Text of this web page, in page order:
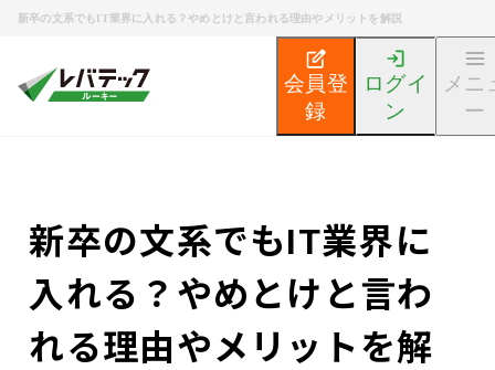
新卒の文系でもIT業界に入れる？やめとけと言われる理由やメリットを解説
会員登
録
ログイ
ン
メニ
ー
エンジニア就活ノウハウ記事
新卒の文系でもIT業界に
入れる？やめとけと言わ
れる理由やメリットを解